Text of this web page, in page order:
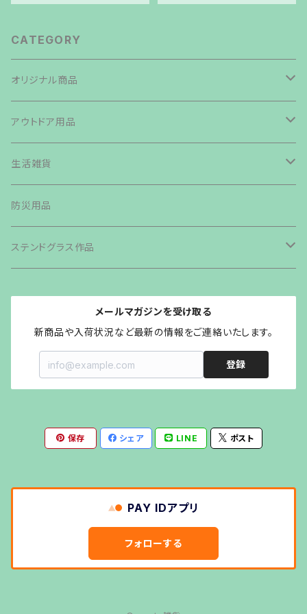
CATEGORY
オリジナル商品
焚き火台
鉄板・ペグ
帆布生地商品
その他商品
アウトドア用品
テント・タープ
ライト・ランタン・ランプ
カトラリー
クッカー
斧・ナイフ
生活雑貨
バッグ類
防災用品
ステンドグラス作品
オイルランプシェードvaloa
LEDランタンシェードOCTAGON
メールマガジンを受け取る
新商品や入荷状況など最新の情報をご連絡いたします。
登録
保存 シェア LINE ポスト
PAY IDアプリ
フォローする